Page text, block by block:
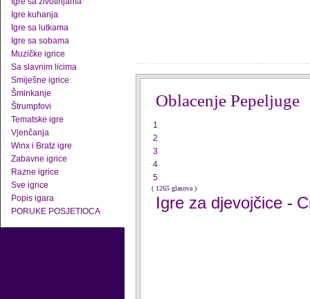
Igre kuhanja
Igre sa lutkama
Igre sa sobama
Muzičke igrice
Sa slavnim licima
Smiješne igrice
Šminkanje
Štrumpfovi
Tematske igre
Vjenčanja
Winx i Bratz igre
Zabavne igrice
Razne igrice
Sve igrice
Popis igara
PORUKE POSJETIOCA
Oblacenje Pepeljuge
1
2
3
4
5
( 1265 glasova )
Igre za djevojčice -